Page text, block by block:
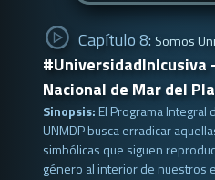
Capítulo 8: Somos
#UniversidadInlcusiva
Nacional de Mar del
Sinopsis: El Programa Integral
UNMDP busca erradicar
simbólicas que siguen
género al interior de nuestros